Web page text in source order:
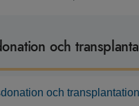
och
och